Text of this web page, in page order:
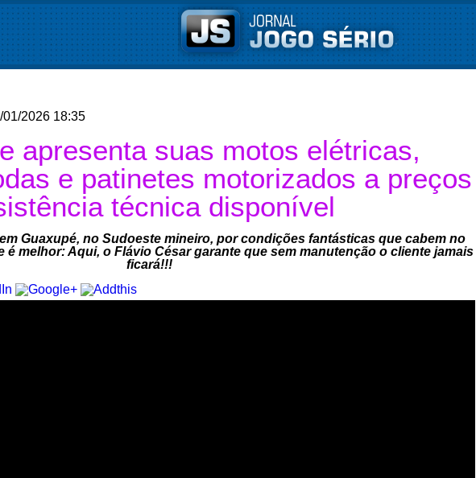
2026 18:35
apresenta suas motos elétricas,
e patinetes motorizados a preços
técnica disponível
Guaxupé, no Sudoeste mineiro, por condições fantásticas que cabem no
é melhor: Aqui, o Flávio César garante que sem manutenção o cliente jamais
ficará!!!